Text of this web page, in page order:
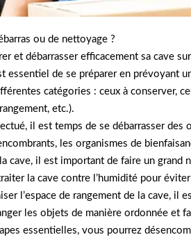
ou de nettoyage ?
et débarrasser efficacement sa cave
essentiel de se préparer en
catégories : ceux à conserver,
etc.).
il est temps de se débarrasser
les organismes de
cave, il est important de faire un grand
la cave contre l’humidité pour
l’espace de rangement de la cave, il
les objets de manière ordonnée et
essentielles, vous pourrez